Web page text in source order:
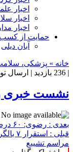
اخبار
اخبار
اخبار
حمایت از
آبان دیلی
خانه » پزشکی،
| 236 بازدید | ارسال
نشست خبری
بعدی : رضوی: ۶۰ درصد بودجه بیمارستان ها تامین نمی شود
قبلی :
مراسم تشییع